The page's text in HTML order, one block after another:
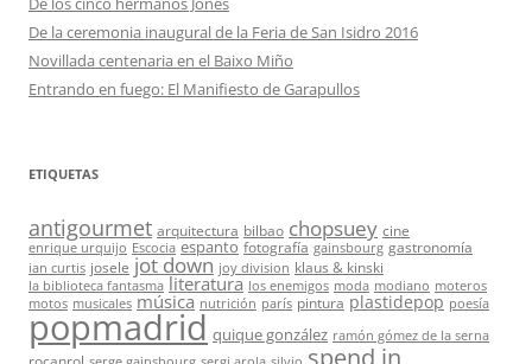
De la ceremonia inaugural de la Feria de San Isidro 2016
Novillada centenaria en el Baixo Miño
Entrando en fuego: El Manifiesto de Garapullos
ETIQUETAS
antigourmet arquitectura bilbao chopsuey cine
enrique urquijo Escocia espanto fotografía gainsbourg gastronomía
ian curtis josele jot down joy division klaus & kinski
la biblioteca fantasma literatura los enemigos moda modiano moteros
motos musicales música nutrición parís pintura plastidepop poesía
popmadrid quique gonzález ramón gómez de la serna
spend in